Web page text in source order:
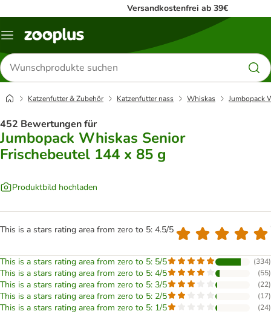
Versandkostenfrei ab 39€
Menü
Produkte
suchen
Katzenfutter & Zubehör Katzenfutter nass Whiskas Jumbopack
452 Bewertungen für
Jumbopack Whiskas Senior
Frischebeutel 144 x 85 g
Produktbild hochladen
This is a stars rating area from zero to 5: 4.5/5
This is a stars rating area from zero to 5: 5/5 (334)
This is a stars rating area from zero to 5: 4/5 (55)
This is a stars rating area from zero to 5: 3/5 (22)
This is a stars rating area from zero to 5: 2/5 (17)
This is a stars rating area from zero to 5: 1/5 (24)